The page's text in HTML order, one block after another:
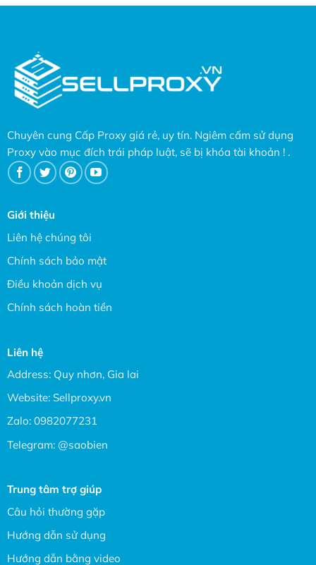
Chuyên cung Cấp Proxy giá rẻ, uy tín. Ngiêm cấm sử dụng
Proxy vào mục đích trái pháp luật, sẽ bị khóa tài khoản ! .
Giới thiệu
Liên hệ chúng tôi
Chính sách bảo mật
Điều khoản dịch vụ
Chính sách hoàn tiền
Liên hệ
Address: Quy nhơn, Gia lai
Website: Sellproxy.vn
Zalo: 0982077231
Telegram: @saobien
Trung tâm trợ giúp
Câu hỏi thường gặp
Hướng dẫn sử dụng
Hướng dẫn bằng video